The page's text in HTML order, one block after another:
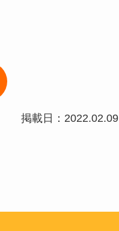
掲載日：2022.02.09